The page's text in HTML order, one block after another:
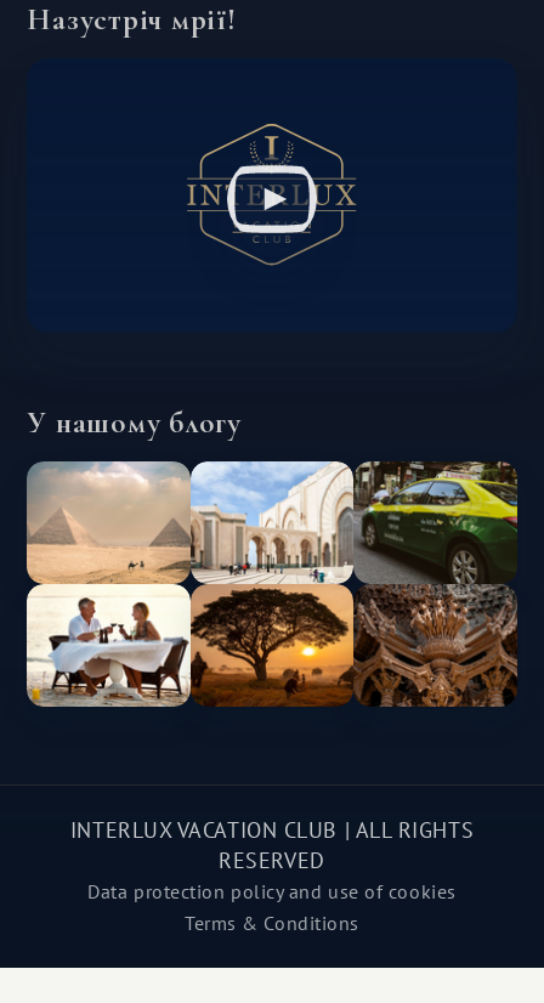
Назустріч мрії!
У нашому блогу
INTERLUX VACATION CLUB | ALL RIGHTS
RESERVED
Data protection policy and use of cookies
Terms & Conditions